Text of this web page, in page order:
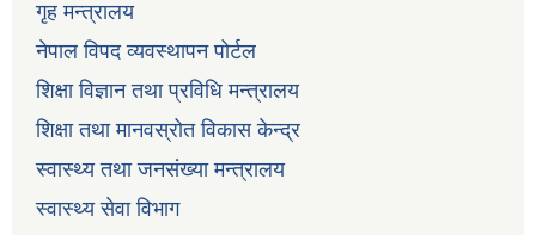
गृह मन्त्रालय
नेपाल विपद व्यवस्थापन पोर्टल
शिक्षा विज्ञान तथा प्रविधि मन्त्रालय
शिक्षा तथा मानवस्रोत विकास केन्द्र
स्वास्थ्य तथा जनसंख्या मन्त्रालय
स्वास्थ्य सेवा विभाग